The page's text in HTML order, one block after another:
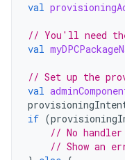
val
// You'll need the
val
// Set up the
val
if (
// No
// Show an